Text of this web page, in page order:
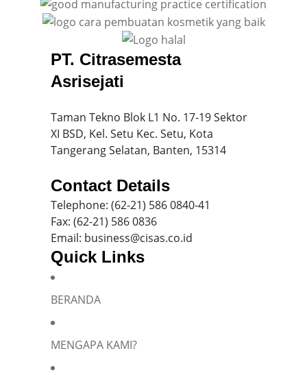
PT. Citrasemesta
Asrisejati
Taman Tekno Blok L1 No. 17-19 Sektor
XI BSD, Kel. Setu Kec. Setu, Kota
Tangerang Selatan, Banten, 15314
Contact Details
Telephone: (62-21) 586 0840-41
Fax: (62-21) 586 0836
Email: business@cisas.co.id
Quick Links
BERANDA
MENGAPA KAMI?